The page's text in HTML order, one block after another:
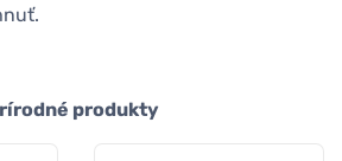
produkty